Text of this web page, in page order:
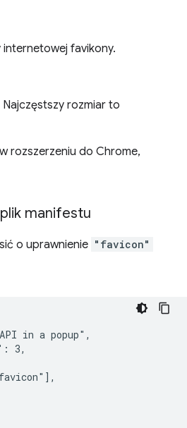
favikony.
Najczęstszy rozmiar to
rozszerzeniu do Chrome,
manifestu
o uprawnienie "favicon"
in a popup",
3,